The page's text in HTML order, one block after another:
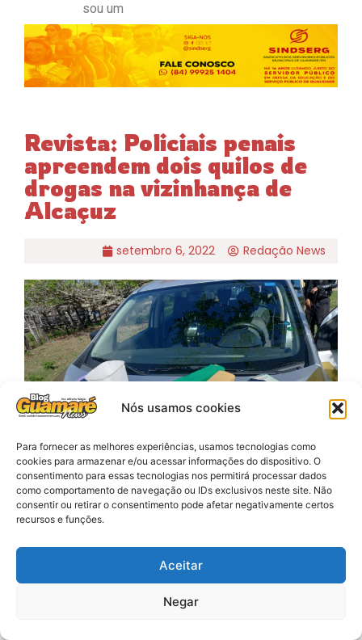
Nós usamos cookies
Para fornecer as melhores experiências, usamos tecnologias como
cookies para armazenar e/ou acessar informações do dispositivo. O
consentimento para essas tecnologias nos permitirá processar dados
como comportamento de navegação ou IDs exclusivos neste site. Não
consentir ou retirar o consentimento pode afetar negativamente certos
recursos e funções.
Aceitar
Negar
sou um
eterno
aprendiz
Revista: Policiais penais
apreendem dois quilos de
drogas na vizinhança de
Alcaçuz
setembro 6, 2022 Redação News
Foto reprodução
Nísia Floresta, apreenderam na tarde desta terça-feira
(6), dois quilos de maconha prensada, dinheiro em
espécie e telefones celulares com dois homens que